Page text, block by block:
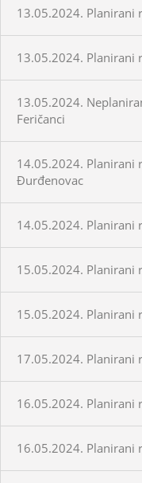
13.05.2024. Planirani
13.05.2024. Planirani
13.05.2024.
Feričanci
14.05.2024. Planirani
Đurđenovac
14.05.2024. Planirani
15.05.2024. Planirani
15.05.2024. Planirani
17.05.2024. Planirani
16.05.2024. Planirani
16.05.2024. Planirani